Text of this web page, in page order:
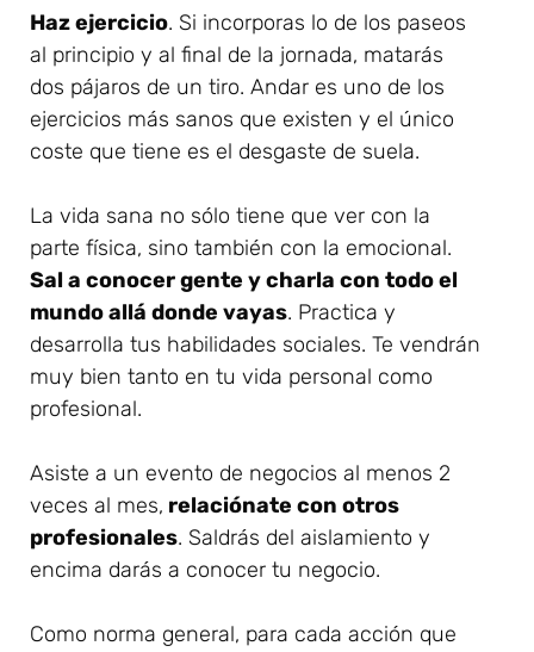
Haz ejercicio. Si incorporas lo de los paseos
al principio y al final de la jornada, matarás
dos pájaros de un tiro. Andar es uno de los
ejercicios más sanos que existen y el único
coste que tiene es el desgaste de suela.
La vida sana no sólo tiene que ver con la
parte física, sino también con la emocional.
Sal a conocer gente y charla con todo el
mundo allá donde vayas. Practica y
desarrolla tus habilidades sociales. Te vendrán
muy bien tanto en tu vida personal como
profesional.
Asiste a un evento de negocios al menos 2
veces al mes, relaciónate con otros
profesionales. Saldrás del aislamiento y
encima darás a conocer tu negocio.
Como norma general, para cada acción que